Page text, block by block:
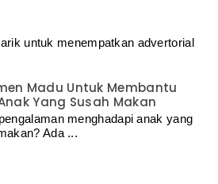
untuk menempatkan advertorial
Madu Untuk Membantu
Yang Susah Makan
menghadapi anak yang
Ada ...